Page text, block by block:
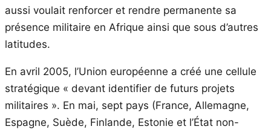
aussi voulait renforcer et rendre permanente sa
présence militaire en Afrique ainsi que sous d’autres
latitudes.
En avril 2005, l’Union européenne a créé une cellule
stratégique « devant identifier de futurs projets
militaires ». En mai, sept pays (France, Allemagne,
Espagne, Suède, Finlande, Estonie et l’État non-